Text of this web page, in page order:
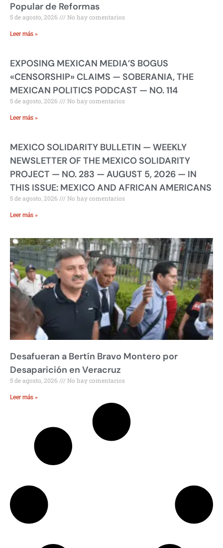
Popular de Reformas
5 de agosto, 2026 No hay comentarios
Leer más »
EXPOSING MEXICAN MEDIA’S BOGUS
«CENSORSHIP» CLAIMS — SOBERANIA, THE
MEXICAN POLITICS PODCAST — NO. 114
5 de agosto, 2026 No hay comentarios
Leer más »
MEXICO SOLIDARITY BULLETIN — WEEKLY
NEWSLETTER OF THE MEXICO SOLIDARITY
PROJECT — NO. 283 — AUGUST 5, 2026 — IN
THIS ISSUE: MEXICO AND AFRICAN AMERICANS
5 de agosto, 2026 No hay comentarios
Leer más »
Desafueran a Bertín Bravo Montero por
Desaparición en Veracruz
5 de agosto, 2026 No hay comentarios
Leer más »